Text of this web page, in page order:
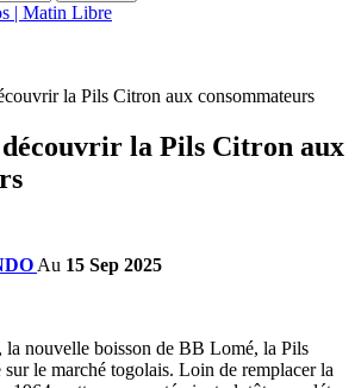
la Pils Citron aux consommateurs
la Pils Citron aux
Au 15 Sep 2025
la nouvelle boisson de BB Lomé, la Pils
le marché togolais. Loin de remplacer la